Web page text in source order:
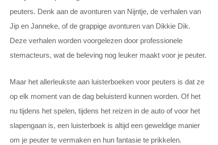
peuters. Denk aan de avonturen van Nijntje, de verhalen van
Jip en Janneke, of de grappige avonturen van Dikkie Dik.
Deze verhalen worden voorgelezen door professionele
stemacteurs, wat de beleving nog leuker maakt voor je peuter.
Maar het allerleukste aan luisterboeken voor peuters is dat ze
op elk moment van de dag beluisterd kunnen worden. Of het
nu tijdens het spelen, tijdens het reizen in de auto of voor het
slapengaan is, een luisterboek is altijd een geweldige manier
om je peuter te vermaken en hun fantasie te prikkelen.